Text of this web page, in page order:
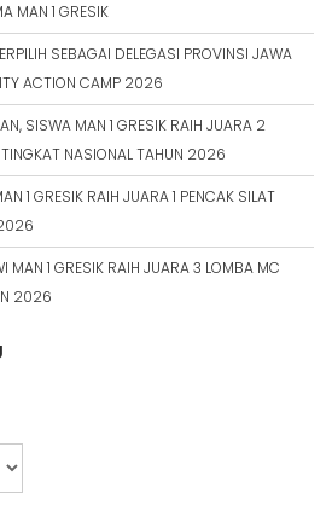
MAN 1 GRESIK
SEBAGAI DELEGASI PROVINSI JAWA
ACTION CAMP 2026
SISWA MAN 1 GRESIK RAIH JUARA 2
NASIONAL TAHUN 2026
1 GRESIK RAIH JUARA 1 PENCAK SILAT
MAN 1 GRESIK RAIH JUARA 3 LOMBA MC
2026